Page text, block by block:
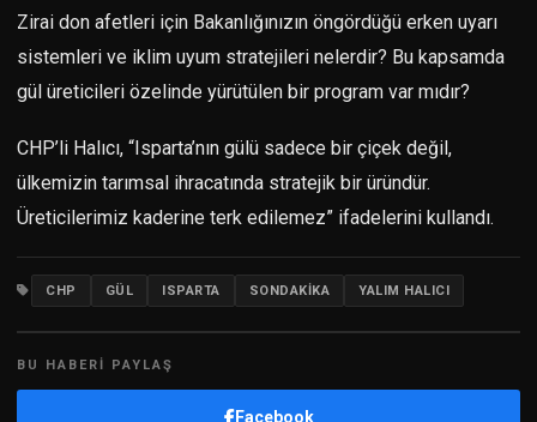
Zirai don afetleri için Bakanlığınızın öngördüğü erken uyarı
sistemleri ve iklim uyum stratejileri nelerdir? Bu kapsamda
gül üreticileri özelinde yürütülen bir program var mıdır?
CHP’li Halıcı, “Isparta’nın gülü sadece bir çiçek değil,
ülkemizin tarımsal ihracatında stratejik bir üründür.
Üreticilerimiz kaderine terk edilemez” ifadelerini kullandı.
CHP GÜL ISPARTA SONDAKIKA YALIM HALICI
BU HABERI PAYLAŞ
Facebook